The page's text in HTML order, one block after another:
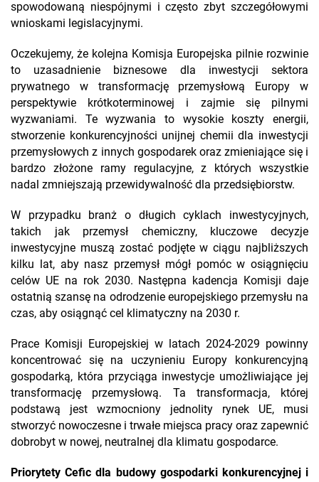
spowodowaną niespójnymi i często zbyt szczegółowymi
wnioskami legislacyjnymi.
Oczekujemy, że kolejna Komisja Europejska pilnie rozwinie
to uzasadnienie biznesowe dla inwestycji sektora
prywatnego w transformację przemysłową Europy w
perspektywie krótkoterminowej i zajmie się pilnymi
wyzwaniami. Te wyzwania to wysokie koszty energii,
stworzenie konkurencyjności unijnej chemii dla inwestycji
przemysłowych z innych gospodarek oraz zmieniające się i
bardzo złożone ramy regulacyjne, z których wszystkie
nadal zmniejszają przewidywalność dla przedsiębiorstw.
W przypadku branż o długich cyklach inwestycyjnych,
takich jak przemysł chemiczny, kluczowe decyzje
inwestycyjne muszą zostać podjęte w ciągu najbliższych
kilku lat, aby nasz przemysł mógł pomóc w osiągnięciu
celów UE na rok 2030. Następna kadencja Komisji daje
ostatnią szansę na odrodzenie europejskiego przemysłu na
czas, aby osiągnąć cel klimatyczny na 2030 r.
Prace Komisji Europejskiej w latach 2024-2029 powinny
koncentrować się na uczynieniu Europy konkurencyjną
gospodarką, która przyciąga inwestycje umożliwiające jej
transformację przemysłową. Ta transformacja, której
podstawą jest wzmocniony jednolity rynek UE, musi
stworzyć nowoczesne i trwałe miejsca pracy oraz zapewnić
dobrobyt w nowej, neutralnej dla klimatu gospodarce.
Priorytety Cefic dla budowy gospodarki konkurencyjnej i